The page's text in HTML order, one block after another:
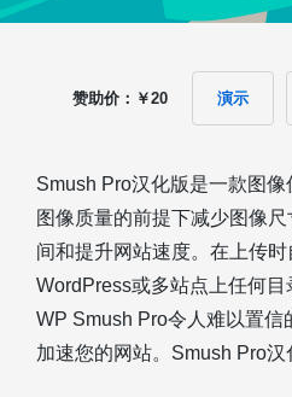
赞助价：￥20 演示
Smush Pro汉化版是一款图
图像质量的前提下减少图像
间和提升网站速度。在上传
WordPress或多站点上任何目
WP Smush Pro令人难以置信
加速您的网站。Smush Pro汉